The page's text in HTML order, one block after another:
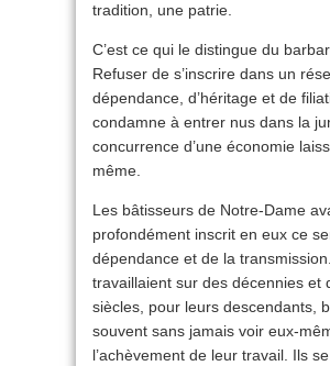
tradition, une patrie.
C’est ce qui le distingue du
Refuser de s’inscrire dans un
dépendance, d’héritage et de
condamne à entrer nus dans la
concurrence d’une économie
même.
Les bâtisseurs de Notre-Dame
profondément inscrit en eux ce
dépendance et de la
travaillaient sur des décennies et
siècles, pour leurs descendants,
souvent sans jamais voir eux-
l’achèvement de leur travail. Ils